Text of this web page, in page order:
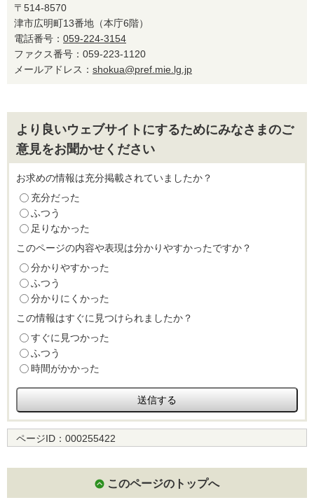
〒514-8570
津市広明町13番地（本庁6階）
電話番号： 059-224-3154
ファクス番号：059-223-1120
メールアドレス： shokua@pref.mie.lg.jp
より良いウェブサイトにするためにみなさまのご
意見をお聞かせください
お求めの情報は充分掲載されていましたか？
充分だった
ふつう
足りなかった
このページの内容や表現は分かりやすかったですか？
分かりやすかった
ふつう
分かりにくかった
この情報はすぐに見つけられましたか？
すぐに見つかった
ふつう
時間がかかった
ページID： 000255422
このページのトップへ